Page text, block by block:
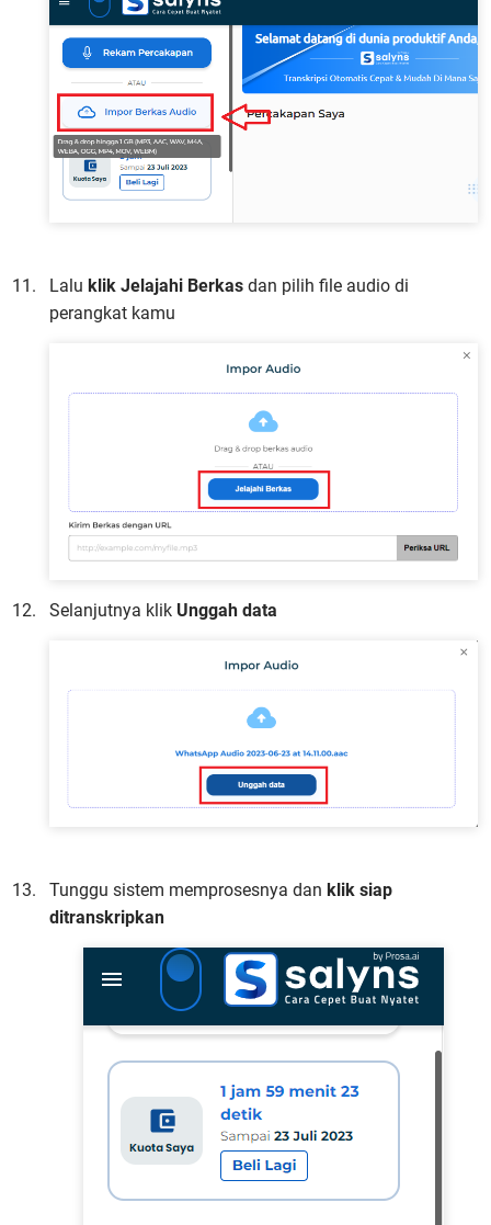
Lalu klik Jelajahi Berkas dan pilih file audio di
perangkat kamu
Selanjutnya klik Unggah data
Tunggu sistem memprosesnya dan klik siap
ditranskripkan